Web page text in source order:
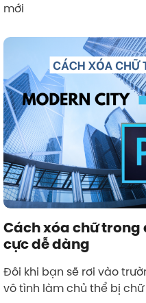
mới
Cách xóa chữ trong
cực dễ dàng
Đôi khi bạn sẽ rơi vào
vô tình làm chủ thể bị